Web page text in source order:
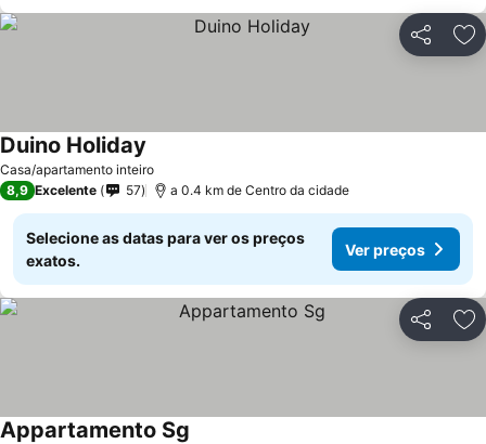
Partilhar
Casa/apartamento inteiro
Duino Holiday
8,9 Excelente 57 a 0.4 km de Centro da cidade
Selecione as datas para ver os preços
exatos.
Ver preços
Partilhar
Appartamento Sg